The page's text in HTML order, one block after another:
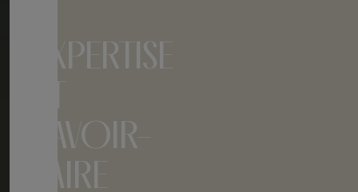
EXPERTISE
ET
SAVOIR-
FAIRE